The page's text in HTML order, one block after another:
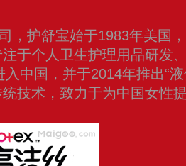
，护舒宝始于1983年美国
于个人卫生护理用品研发
中国，并于2014年推出“
技术，致力于为中国女性